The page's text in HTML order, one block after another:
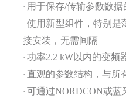
· 用于保存/传输参数数据
· 使用新型组件，特别是
接安装，无需间隔
· 功率2.2 kW以内的变频
· 直观的参数结构，与所
· 可通过NORDCON或蓝